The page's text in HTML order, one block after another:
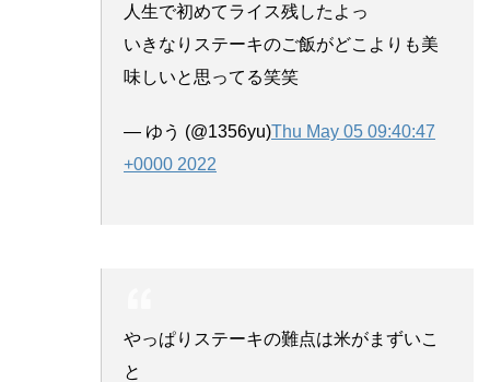
人生で初めてライス残したよっ
いきなりステーキのご飯がどこよりも美
味しいと思ってる笑笑
— ゆう (@1356yu)Thu May 05 09:40:47
+0000 2022
やっぱりステーキの難点は米がまずいこ
と